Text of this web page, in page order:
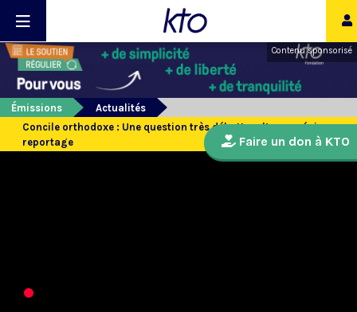
Contenu sponsorisé
Émissions
Actualités
Concile orthodoxe : Une question très débattue, l’oecuménisme -
reportage
Faire un don à KTO